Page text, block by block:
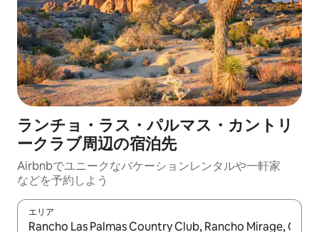
ランチョ・ラス・パルマス・カントリ
ークラブ⁠周⁠辺⁠の宿⁠泊⁠先
Airbnbでユニークなバ⁠ケ⁠ー⁠シ⁠ョ⁠ンレ⁠ン⁠タ⁠ルや一⁠軒⁠家
な⁠ど⁠を予⁠約⁠し⁠よ⁠う
エリア
検索結果が表示されたら、上下の矢印キーを使って移動するか